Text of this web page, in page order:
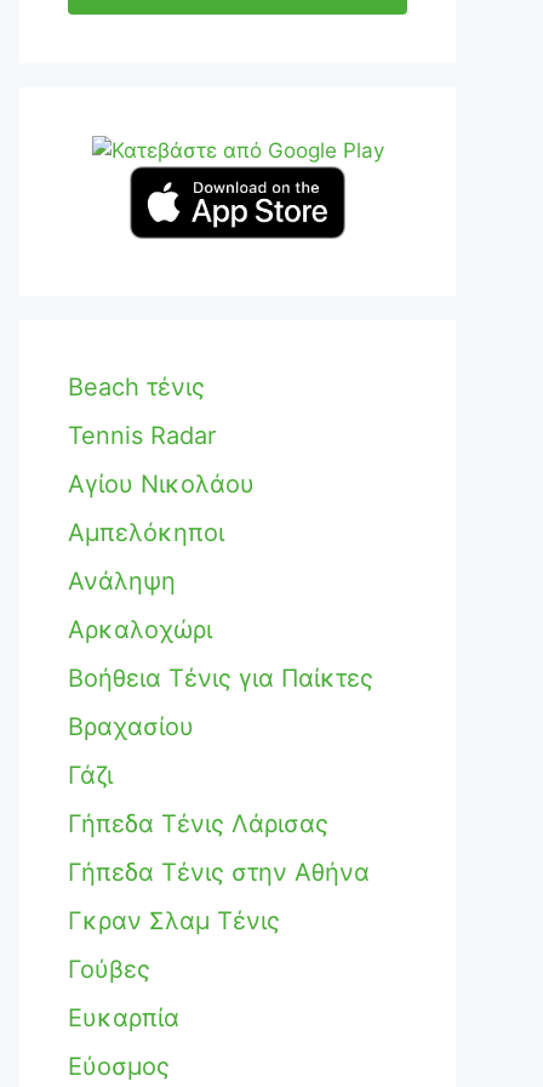
Beach τένις
Tennis Radar
Αγίου Νικολάου
Αμπελόκηποι
Ανάληψη
Αρκαλοχώρι
Βοήθεια Τένις για Παίκτες
Βραχασίου
Γάζι
Γήπεδα Τένις Λάρισας
Γήπεδα Τένις στην Αθήνα
Γκραν Σλαμ Τένις
Γούβες
Ευκαρπία
Εύοσμος